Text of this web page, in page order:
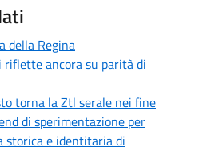
della Regina
riflette ancora su parità di
torna la Ztl serale nei fine
di sperimentazione per
storica e identitaria di